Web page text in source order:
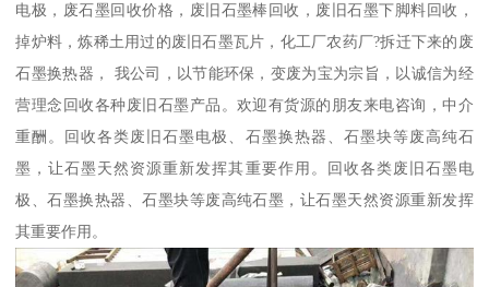
电极，废石墨回收价格，废旧石墨棒回收，废旧石墨下脚料回收，
掉炉料，炼稀土用过的废旧石墨瓦片，化工厂农药厂?拆迁下来的废
石墨换热器， 我公司，以节能环保，变废为宝为宗旨，以诚信为经
营理念回收各种废旧石墨产品。欢迎有货源的朋友来电咨询，中介
重酬。回收各类废旧石墨电极、石墨换热器、石墨块等废高纯石
墨，让石墨天然资源重新发挥其重要作用。回收各类废旧石墨电
极、石墨换热器、石墨块等废高纯石墨，让石墨天然资源重新发挥
其重要作用。